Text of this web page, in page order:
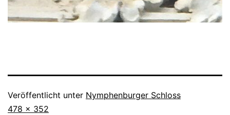
Veröffentlicht unter Nymphenburger Schloss
Originalgröße
478 × 352